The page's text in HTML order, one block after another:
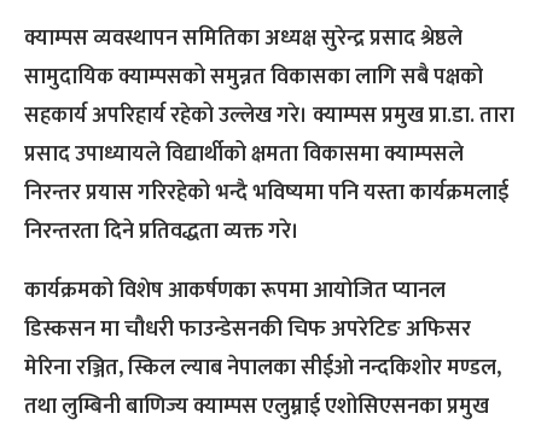
क्याम्पस व्यवस्थापन समितिका अध्यक्ष सुरेन्द्र प्रसाद श्रेष्ठले
सामुदायिक क्याम्पसको समुन्नत विकासका लागि सबै पक्षको
सहकार्य अपरिहार्य रहेको उल्लेख गरे। क्याम्पस प्रमुख प्रा.डा. तारा
प्रसाद उपाध्यायले विद्यार्थीको क्षमता विकासमा क्याम्पसले
निरन्तर प्रयास गरिरहेको भन्दै भविष्यमा पनि यस्ता कार्यक्रमलाई
निरन्तरता दिने प्रतिवद्धता व्यक्त गरे।
कार्यक्रमको विशेष आकर्षणका रूपमा आयोजित प्यानल
डिस्कसन मा चौधरी फाउन्डेसनकी चिफ अपरेटिङ अफिसर
मेरिना रञ्जित, स्किल ल्याब नेपालका सीईओ नन्दकिशोर मण्डल,
तथा लुम्बिनी बाणिज्य क्याम्पस एलुम्नाई एशोसिएसनका प्रमुख